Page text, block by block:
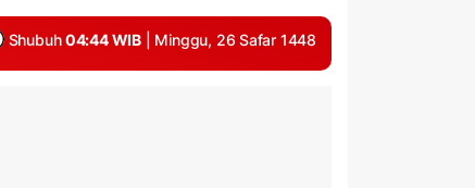
Shubuh 04:44 WIB | Minggu, 26 Safar 1448